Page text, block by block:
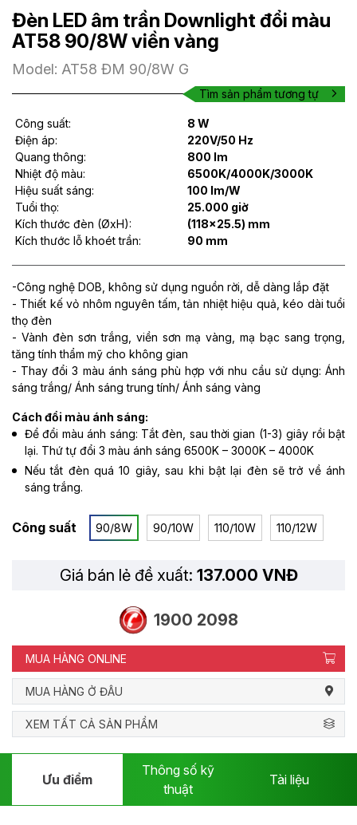
Đèn LED âm trần Downlight đổi màu
AT58 90/8W viền vàng
Model: AT58 ĐM 90/8W G
Tìm sản phẩm tương tự
Công suất:
8 W
Điện áp:
220V/50 Hz
Quang thông:
800 lm
Nhiệt độ màu:
6500K/4000K/3000K
Hiệu suất sáng:
100 lm/W
Tuổi thọ:
25.000 giờ
Kích thước đèn (ØxH):
(118x25.5) mm
Kích thước lỗ khoét trần:
90 mm
-Công nghệ DOB, không sử dụng nguồn rời, dễ dàng lắp đặt
- Thiết kế vỏ nhôm nguyên tấm, tản nhiệt hiệu quả, kéo dài tuổi
thọ đèn
- Vành đèn sơn trắng, viền sơn mạ vàng, mạ bạc sang trọng,
tăng tính thẩm mỹ cho không gian
- Thay đổi 3 màu ánh sáng phù hợp với nhu cầu sử dụng: Ánh
sáng trắng/ Ánh sáng trung tính/ Ánh sáng vàng
Cách đổi màu ánh sáng:
Để đổi màu ánh sáng: Tắt đèn, sau thời gian (1-3) giây rồi bật
lại. Thứ tự đổi 3 màu ánh sáng 6500K – 3000K – 4000K
Nếu tắt đèn quá 10 giây, sau khi bật lại đèn sẽ trở về ánh
sáng trắng.
Công suất 90/8W 90/10W 110/10W 110/12W
Giá bán lẻ đề xuất: 137.000 VNĐ
1900 2098
MUA HÀNG ONLINE
MUA HÀNG Ở ĐÂU
XEM TẤT CẢ SẢN PHẨM
Ưu điểm
Thông số kỹ
thuật
Tài liệu